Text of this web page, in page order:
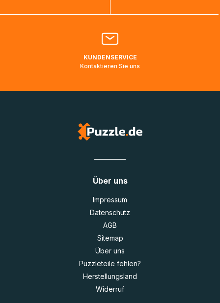
Bitte kontaktieren Sie denKundenservicefalls Ihr Paket
Lieferadressen in Deutschland oder Europa mehrere Tage
KUNDENSERVICE
Kontaktieren Sie uns
Über uns
Impressum
Datenschutz
AGB
Sitemap
Über uns
Puzzleteile fehlen?
Herstellungsland
Widerruf